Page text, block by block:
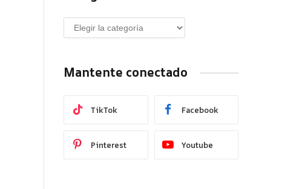
Mantente conectado
TikTok Facebook
Pinterest Youtube